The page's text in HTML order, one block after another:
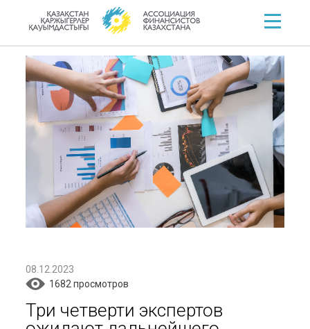
08.12.2023
1682 просмотров
Три четверти экспертов